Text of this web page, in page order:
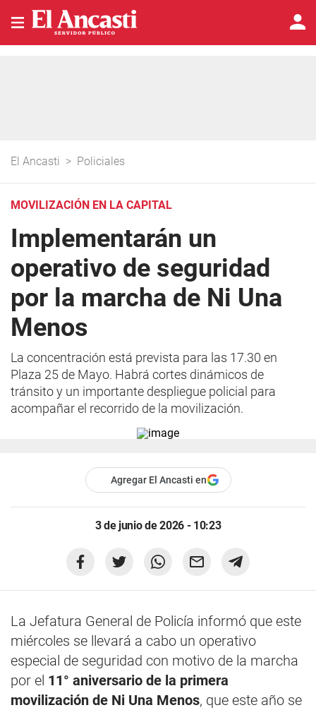
El Ancasti > Policiales
MOVILIZACIÓN EN LA CAPITAL
Implementarán un
operativo de seguridad
por la marcha de Ni Una
Menos
La concentración está prevista para las 17.30 en
Plaza 25 de Mayo. Habrá cortes dinámicos de
tránsito y un importante despliegue policial para
acompañar el recorrido de la movilización.
Agregar El Ancasti en
3 de junio de 2026 - 10:23
La Jefatura General de Policía informó que este
miércoles se llevará a cabo un operativo
especial de seguridad con motivo de la marcha
por el 11° aniversario de la primera
movilización de Ni Una Menos, que este año se